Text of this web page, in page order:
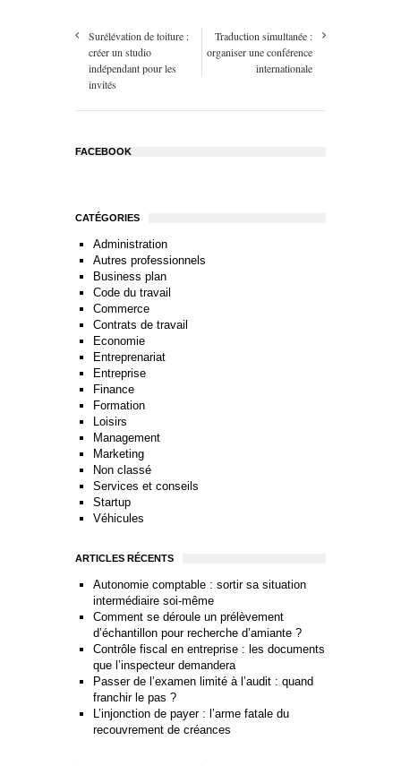
Surélévation de toiture :
créer un studio
indépendant pour les
invités
Traduction simultanée :
organiser une conférence
internationale
FACEBOOK
CATÉGORIES
Administration
Autres professionnels
Business plan
Code du travail
Commerce
Contrats de travail
Economie
Entreprenariat
Entreprise
Finance
Formation
Loisirs
Management
Marketing
Non classé
Services et conseils
Startup
Véhicules
ARTICLES RÉCENTS
Autonomie comptable : sortir sa situation
intermédiaire soi-même
Comment se déroule un prélèvement
d’échantillon pour recherche d’amiante ?
Contrôle fiscal en entreprise : les documents
que l’inspecteur demandera
Passer de l’examen limité à l’audit : quand
franchir le pas ?
L’injonction de payer : l’arme fatale du
recouvrement de créances